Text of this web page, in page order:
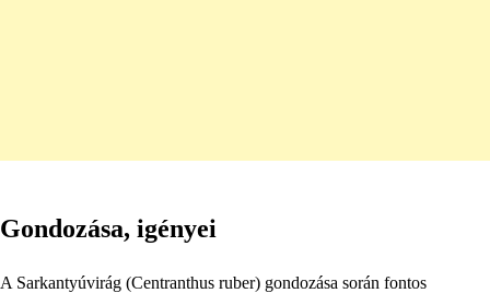
Gondozása, igényei
A Sarkantyúvirág (Centranthus ruber) gondozása során fontos